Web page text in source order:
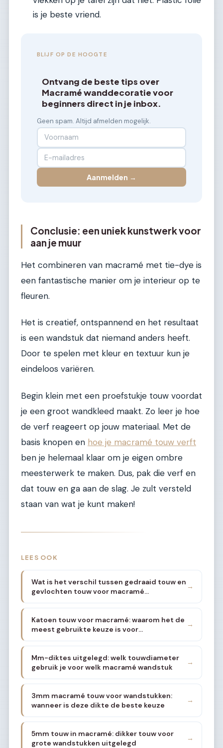
is je beste vriend.
BLIJF OP DE HOOGTE
Ontvang de beste tips over
Macramé wanddecoratie voor
beginners direct in je inbox.
Geen spam. Altijd afmelden mogelijk.
Aanmelden →
Conclusie: een uniek kunstwerk voor
aan je muur
Het combineren van macramé met tie-dye is
een fantastische manier om je interieur op te
fleuren.
Het is creatief, ontspannend en het resultaat
is een wandstuk dat niemand anders heeft.
Door te spelen met kleur en textuur kun je
eindeloos variëren.
Begin klein met een proefstukje touw voordat
je een groot wandkleed maakt. Zo leer je hoe
de verf reageert op jouw materiaal. Met de
basis knopen en hoe je macramé touw verft
ben je helemaal klaar om je eigen ombre
meesterwerk te maken. Dus, pak die verf en
dat touw en ga aan de slag. Je zult versteld
staan van wat je kunt maken!
LEES OOK
Wat is het verschil tussen gedraaid touw en
gevlochten touw voor macramé
wandstukken
→
Katoen touw voor macramé: waarom het de
meest gebruikte keuze is voor
wanddecoratie
→
Mm-diktes uitgelegd: welk touwdiameter
gebruik je voor welk macramé wandstuk
→
3mm macramé touw voor wandstukken:
wanneer is deze dikte de beste keuze
→
5mm touw in macramé: dikker touw voor
grote wandstukken uitgelegd
→